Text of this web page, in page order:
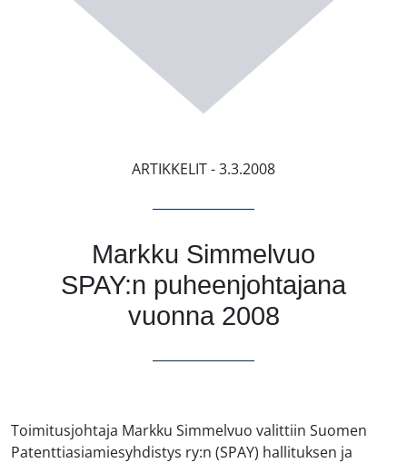
ARTIKKELIT- 3.3.2008
Markku Simmelvuo
SPAY:n puheenjohtajana
vuonna 2008
Toimitusjohtaja Markku Simmelvuo valittiin Suomen
Patenttiasiamiesyhdistys ry:n (SPAY) hallituksen ja